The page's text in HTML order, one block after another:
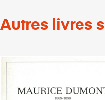
Autres livres